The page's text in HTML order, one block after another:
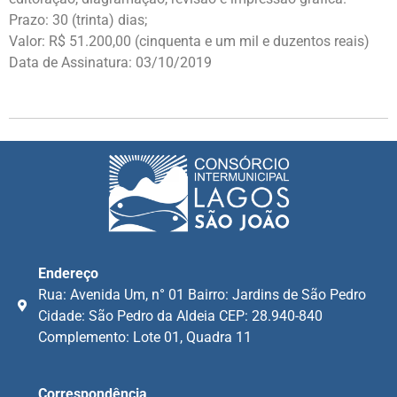
Prazo: 30 (trinta) dias;
Valor: R$ 51.200,00 (cinquenta e um mil e duzentos reais)
Data de Assinatura: 03/10/2019
Endereço
Rua: Avenida Um, n° 01 Bairro: Jardins de São Pedro
Cidade: São Pedro da Aldeia CEP: 28.940-840
Complemento: Lote 01, Quadra 11